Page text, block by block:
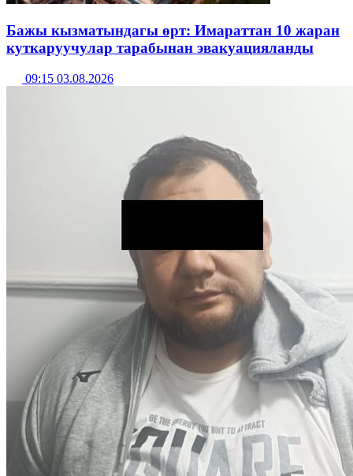
Бажы кызматындагы өрт: Имараттан 10 жаран
куткаруучулар тарабынан эвакуацияланды
09:15 03.08.2026